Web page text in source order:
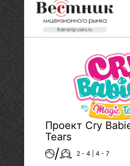
Проект Cry
Tears
/ 2 - 4 | 4 - 7